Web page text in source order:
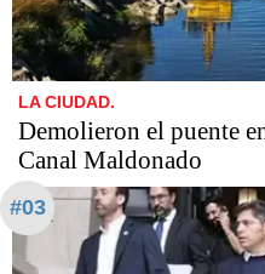
LA CIUDAD.
Demolieron el puente
Canal Maldonado
#03